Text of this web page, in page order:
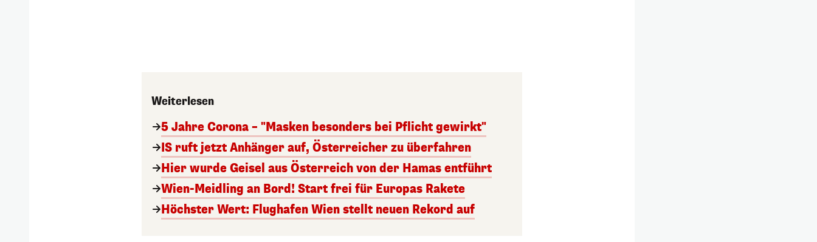
Weiterlesen
5 Jahre Corona – "Masken besonders bei Pflicht gewirkt"
IS ruft jetzt Anhänger auf, Österreicher zu überfahren
Hier wurde Geisel aus Österreich von der Hamas entführt
Wien-Meidling an Bord! Start frei für Europas Rakete
Höchster Wert: Flughafen Wien stellt neuen Rekord auf